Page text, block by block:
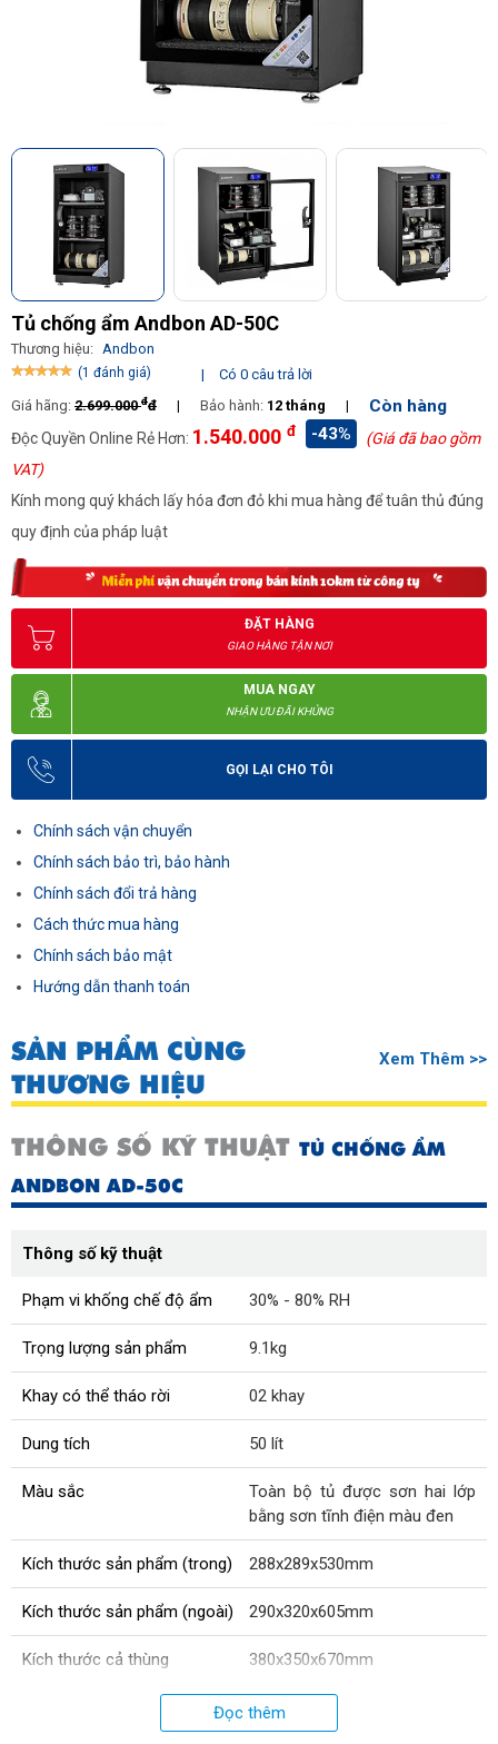
Tủ chống ẩm Andbon AD-50C
Thương hiệu: Andbon
(1 đánh giá) |
Có 0 câu trả lời
Giá hãng: 2.699.000đđ | Bảo hành: 12 tháng | Còn hàng
Độc Quyền Online Rẻ Hơn: 1.540.000 đ -43%
(Giá đã bao gồm
VAT)
Kính mong quý khách lấy hóa đơn đỏ khi mua hàng để tuân thủ đúng
quy định của pháp luật
ĐẶT HÀNG
GIAO HÀNG TẬN NƠI
MUA NGAY
NHẬN ƯU ĐÃI KHỦNG
GỌI LẠI CHO TÔI
Chính sách vận chuyển
Chính sách bảo trì, bảo hành
Chính sách đổi trả hàng
Cách thức mua hàng
Chính sách bảo mật
Hướng dẫn thanh toán
SẢN PHẨM CÙNG
THƯƠNG HIỆU
Xem Thêm >>
THÔNG SỐ KỸ THUẬT TỦ CHỐNG ẨM
ANDBON AD-50C
Thông số kỹ thuật
Phạm vi khống chế độ ẩm 30% - 80% RH
Trọng lượng sản phẩm 9.1kg
Khay có thể tháo rời 02 khay
Dung tích 50 lít
Màu sắc
Toàn bộ tủ được sơn hai lớp
bằng sơn tĩnh điện màu đen
Kích thước sản phẩm (trong) 288x289x530mm
Kích thước sản phẩm (ngoài) 290x320x605mm
Kích thước cả thùng 380x350x670mm
100 - 220 V
Đọc thêm